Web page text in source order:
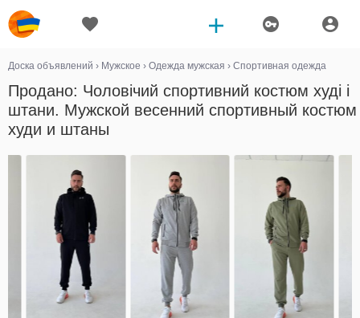
Доска объявлений › Мужское › Одежда мужская › Спортивная одежда
Продано: Чоловічий спортивний костюм худі і
штани. Мужской весенний спортивный костюм
худи и штаны